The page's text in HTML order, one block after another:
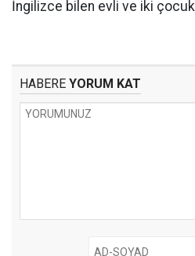
İngilizce bilen evli ve iki çocuk
HABERE YORUM KAT